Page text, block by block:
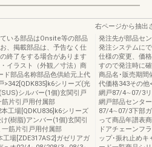
いる部品はOnsite等の部品
、掲載部品は、予告なく仕
終了をする場合があります
イラスト（外観／寸法）商
ド部品名称部品色供給元上代
>342[QDK835]k6シリーズ(光
シルバー(1個)玄関引戸
片引戸用付属部
工場[QDKU836]k6シリーズ
(樹脂)アンバー(1個)玄関引
筋片引戸用付属部
工場[ZDE317AS2]ガゼリアガ
右ページから抽出
発注先が部品セ
発注システムに
仕様の変更、価
すので発注時に
商品名･販売期間
代価格343その
網戸87/4∼07/3リ
網戸部品センタ
87/4∼07/3下部
って商品年譜表
ドアチェーンフ
ップ･振れ止め